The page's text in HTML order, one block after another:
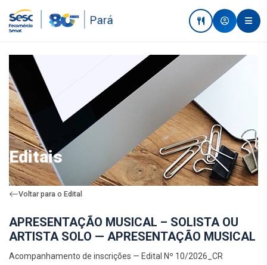
Editais
Voltar para o Edital
APRESENTAÇÃO MUSICAL – SOLISTA OU
ARTISTA SOLO — APRESENTAÇÃO MUSICAL
Acompanhamento de inscrições — Edital Nº 10/2026_CR